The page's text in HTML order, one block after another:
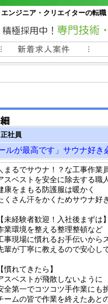
エンジニア・クリエイターの転
常時3000件以上の求人情報掲載中
社員
ルが最高です」サウナ好
まるでサウナ！？な工事作業
スベストを安全に除去する職
康をまもる防護服は暖かく
くさん汗をかくためサウナ好
【未経験者歓迎！入社後まずは
業環境を整える整理整頓など
事現場に慣れるお手伝いから
輩が丁寧に教えるので安心し
【慣れてきたら】
スベストが飛散しないように
全第一でコツコツ手作業にも
ームの皆で作業を終えたあと